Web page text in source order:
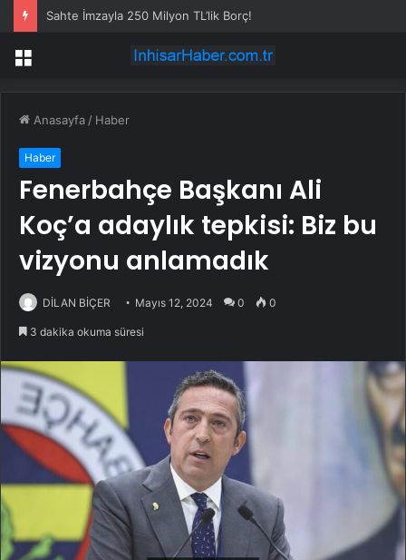
Sahte İmzayla 250 Milyon TL’lik Borç!
Menü
Anasayfa / Haber
Haber
Fenerbahçe Başkanı Ali
Koç’a adaylık tepkisi: Biz bu
vizyonu anlamadık
DİLAN BİÇER Mayıs 12, 2024 0 0
3 dakika okuma süresi